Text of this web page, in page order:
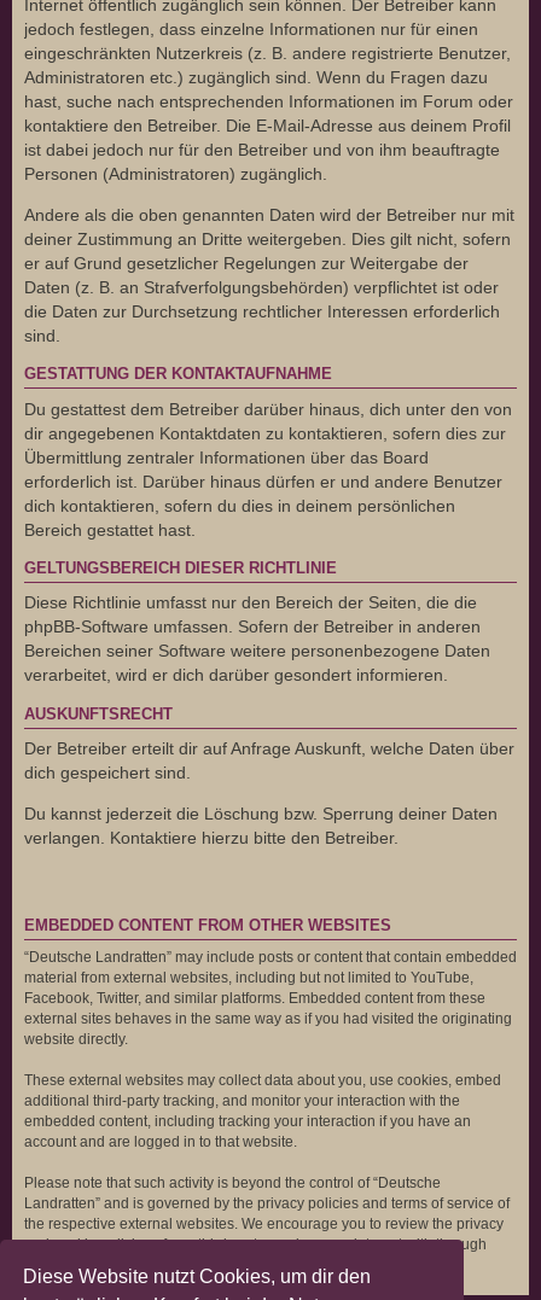
Diese Website nutzt Cookies, um dir den
Internet öffentlich zugänglich sein können. Der Betreiber kann
jedoch festlegen, dass einzelne Informationen nur für einen
eingeschränkten Nutzerkreis (z. B. andere registrierte Benutzer,
Administratoren etc.) zugänglich sind. Wenn du Fragen dazu
hast, suche nach entsprechenden Informationen im Forum oder
kontaktiere den Betreiber. Die E-Mail-Adresse aus deinem Profil
ist dabei jedoch nur für den Betreiber und von ihm beauftragte
Personen (Administratoren) zugänglich.
Andere als die oben genannten Daten wird der Betreiber nur mit
deiner Zustimmung an Dritte weitergeben. Dies gilt nicht, sofern
er auf Grund gesetzlicher Regelungen zur Weitergabe der
Daten (z. B. an Strafverfolgungsbehörden) verpflichtet ist oder
die Daten zur Durchsetzung rechtlicher Interessen erforderlich
sind.
GESTATTUNG DER KONTAKTAUFNAHME
Du gestattest dem Betreiber darüber hinaus, dich unter den von
dir angegebenen Kontaktdaten zu kontaktieren, sofern dies zur
Übermittlung zentraler Informationen über das Board
erforderlich ist. Darüber hinaus dürfen er und andere Benutzer
dich kontaktieren, sofern du dies in deinem persönlichen
Bereich gestattet hast.
GELTUNGSBEREICH DIESER RICHTLINIE
Diese Richtlinie umfasst nur den Bereich der Seiten, die die
phpBB-Software umfassen. Sofern der Betreiber in anderen
Bereichen seiner Software weitere personenbezogene Daten
verarbeitet, wird er dich darüber gesondert informieren.
AUSKUNFTSRECHT
Der Betreiber erteilt dir auf Anfrage Auskunft, welche Daten über
dich gespeichert sind.
Du kannst jederzeit die Löschung bzw. Sperrung deiner Daten
verlangen. Kontaktiere hierzu bitte den Betreiber.
EMBEDDED CONTENT FROM OTHER WEBSITES
“Deutsche Landratten” may include posts or content that contain embedded
material from external websites, including but not limited to YouTube,
Facebook, Twitter, and similar platforms. Embedded content from these
external sites behaves in the same way as if you had visited the originating
website directly.
These external websites may collect data about you, use cookies, embed
additional third-party tracking, and monitor your interaction with the
embedded content, including tracking your interaction if you have an
account and are logged in to that website.
Please note that such activity is beyond the control of “Deutsche
Landratten” and is governed by the privacy policies and terms of service of
the respective external websites. We encourage you to review the privacy
and cookie policies of any third-party services you interact with through
embedded content.